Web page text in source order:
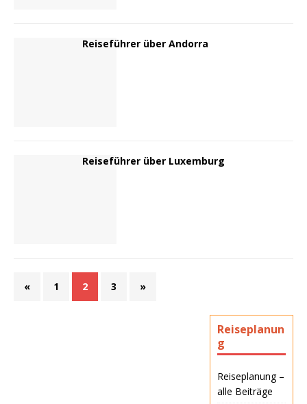
Reiseführer über Andorra
Reiseführer über Luxemburg
« 1 2 3 »
Reiseplanun
g
Reiseplanung –
alle Beiträge